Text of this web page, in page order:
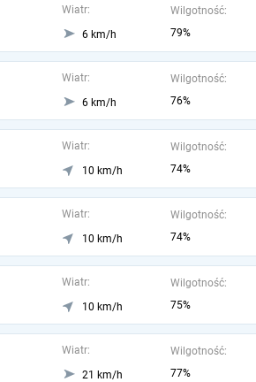
Wiatr:
6 km/h
Wilgotność:
79%
Wiatr:
6 km/h
Wilgotność:
76%
Wiatr:
10 km/h
Wilgotność:
74%
Wiatr:
10 km/h
Wilgotność:
74%
Wiatr:
10 km/h
Wilgotność:
75%
Wiatr:
21 km/h
Wilgotność:
77%